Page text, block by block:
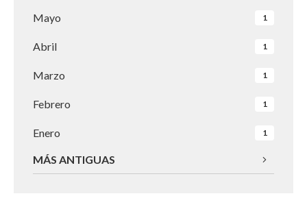
Mayo 1
Abril 1
Marzo 1
Febrero 1
Enero 1
MÁS ANTIGUAS